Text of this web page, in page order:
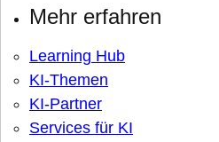
Mehr erfahren
Learning Hub
KI-Themen
KI-Partner
Services für KI